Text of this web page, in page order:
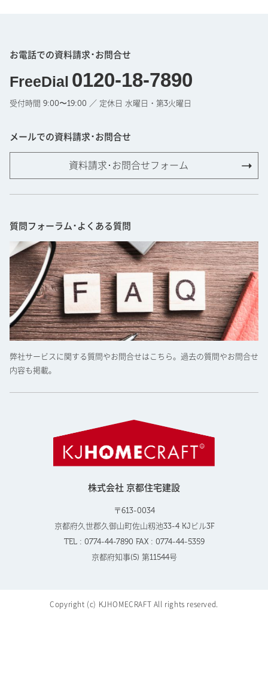
お電話での資料請求･お問合せ
FreeDial 0120-18-7890
受付時間 9:00〜19:00 ／ 定休日 水曜日・第3火曜日
メールでの資料請求･お問合せ
資料請求･お問合せフォーム
質問フォーラム･よくある質問
弊社サービスに関する質問やお問合せはこちら。過去の質問やお問合せ
内容も掲載。
株式会社 京都住宅建設
〒613-0034
京都府久世郡久御山町佐山籾池33-4 KJビル3F
TEL : 0774-44-7890 FAX : 0774-44-5359
京都府知事(5) 第11544号
Copyright (c) KJHOMECRAFT All rights reserved.